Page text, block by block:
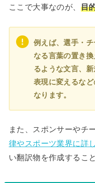
ここで大事なのが、 目
例えば、選手・
なる言葉の置き
るような文言、
表現に変えるな
なります。
また、スポンサーやチ
律やスポーツ業界に詳
い翻訳物を作成するこ